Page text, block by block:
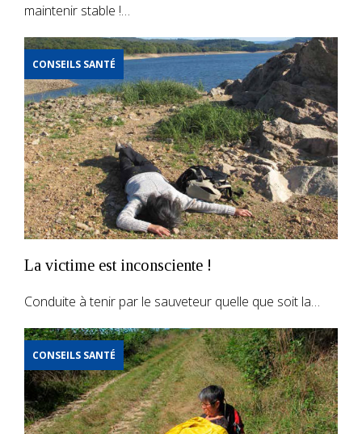
maintenir stable !…
CONSEILS SANTÉ
La victime est inconsciente !
Conduite à tenir par le sauveteur quelle que soit la…
CONSEILS SANTÉ